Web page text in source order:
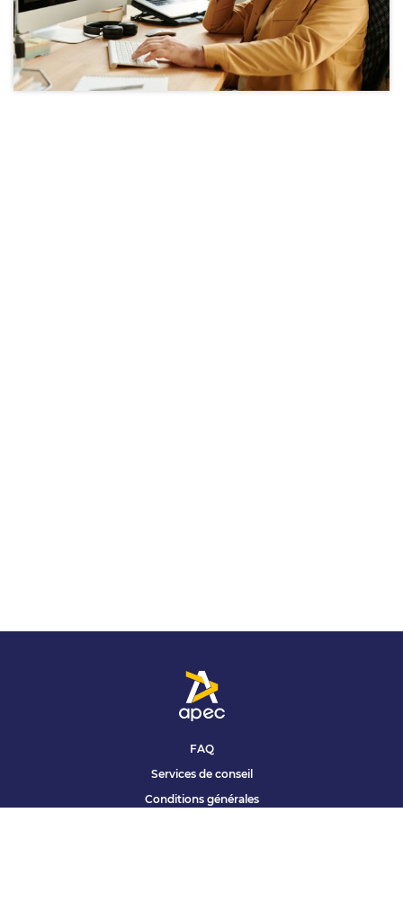
FAQ
Services de conseil
Conditions générales